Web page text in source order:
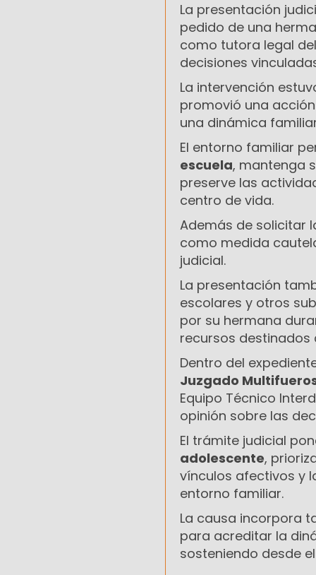
La presentación
pedido de una
como tutora legal
decisiones
La intervención
promovió una
una dinámica
El entorno familiar
escuela, mantenga
preserve las
centro de vida.
Además de solicitar
como medida
judicial.
La presentación
escolares y otros
por su hermana
recursos destinados
Dentro del
Juzgado
Equipo Técnico
opinión sobre las
El trámite judicial
adolescente,
vínculos afectivos y
entorno familiar.
La causa incorpora
para acreditar la
sosteniendo desde